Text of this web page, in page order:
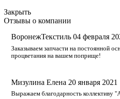
Закрыть
Отзывы о компании
ВоронежТекстиль 04 февраля
Заказываем запчасти на постоянной
процветания на вашем поприще!
Мизулина Елена 20 января 2021
Выражаем благодарность коллективу